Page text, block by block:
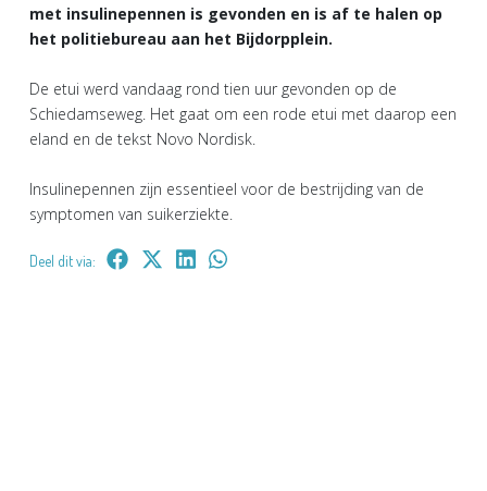
met insulinepennen is gevonden en is af te halen op
het politiebureau aan het Bijdorpplein.
De etui werd vandaag rond tien uur gevonden op de
Schiedamseweg. Het gaat om een rode etui met daarop een
eland en de tekst Novo Nordisk.
Insulinepennen zijn essentieel voor de bestrijding van de
symptomen van suikerziekte.
Deel dit via: